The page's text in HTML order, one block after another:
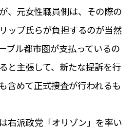
、元女性職員側は、その際の
ップ氏らが負担するのが当然
ブル都市圏が支払っているの
と主張して、新たな提訴を行
含めて正式捜査が行われるも
右派政党「オリゾン」を率い